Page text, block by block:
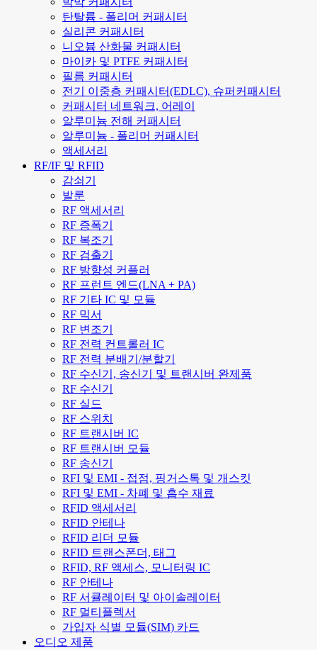
탄탈륨 - 폴리머 커패시터
실리콘 커패시터
니오븀 산화물 커패시터
마이카 및 PTFE 커패시터
필름 커패시터
전기 이중층 커패시터(EDLC), 슈퍼커패시터
커패시터 네트워크, 어레이
알루미늄 전해 커패시터
알루미늄 - 폴리머 커패시터
액세서리
RF/IF 및 RFID
감쇠기
발룬
RF 액세서리
RF 증폭기
RF 복조기
RF 검출기
RF 방향성 커플러
RF 프런트 엔드(LNA + PA)
RF 기타 IC 및 모듈
RF 믹서
RF 변조기
RF 전력 컨트롤러 IC
RF 전력 분배기/분할기
RF 수신기, 송신기 및 트랜시버 완제품
RF 수신기
RF 실드
RF 스위치
RF 트랜시버 IC
RF 트랜시버 모듈
RF 송신기
RFI 및 EMI - 접점, 핑거스톡 및 개스킷
RFI 및 EMI - 차폐 및 흡수 재료
RFID 액세서리
RFID 안테나
RFID 리더 모듈
RFID 트랜스폰더, 태그
RFID, RF 액세스, 모니터링 IC
RF 안테나
RF 서큘레이터 및 아이솔레이터
RF 멀티플렉서
가입자 식별 모듈(SIM) 카드
오디오 제품